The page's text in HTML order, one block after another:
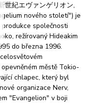
世紀エヴァンゲリオン,
nového století") je
společnosti
režírovaný Hideakim
do března 1996.
městě Tokio-
chlapec, který byl
organizace Nerv,
"Evangelion" v boji